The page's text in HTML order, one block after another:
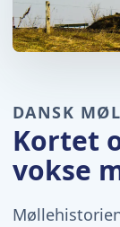
DANSK
Kortet
vokse